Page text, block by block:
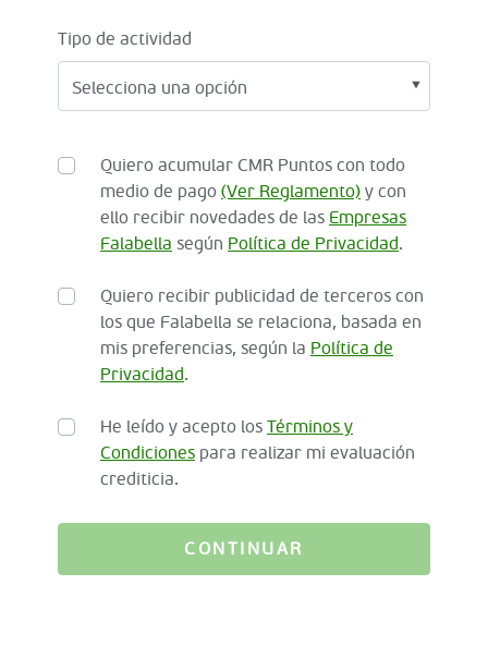
Tipo de actividad
Quiero acumular CMR Puntos con todo
medio de pago (Ver Reglamento) y con
ello recibir novedades de las Empresas
Falabella según Política de Privacidad.
Quiero recibir publicidad de terceros con
los que Falabella se relaciona, basada en
mis preferencias, según la Política de
Privacidad.
He leído y acepto los Términos y
Condiciones para realizar mi evaluación
crediticia.
CONTINUAR